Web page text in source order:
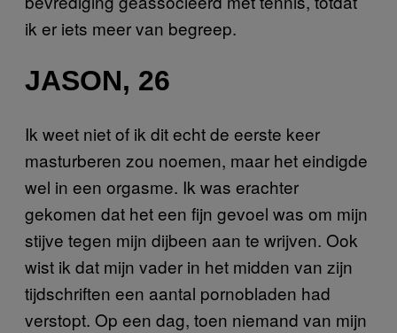
ik er iets meer van begreep.
JASON, 26
Ik weet niet of ik dit echt de eerste keer
masturberen zou noemen, maar het eindigde
wel in een orgasme. Ik was erachter
gekomen dat het een fijn gevoel was om mijn
stijve tegen mijn dijbeen aan te wrijven. Ook
wist ik dat mijn vader in het midden van zijn
tijdschriften een aantal pornobladen had
verstopt. Op een dag, toen niemand van mijn